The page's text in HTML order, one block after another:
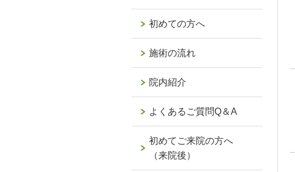
初めての方へ
施術の流れ
院内紹介
よくあるご質問Q＆A
初めてご来院の方へ
（来院後）